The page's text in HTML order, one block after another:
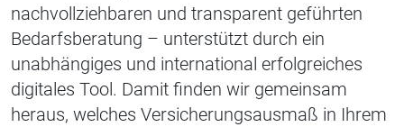
nachvollziehbaren und transparent geführten
Bedarfsberatung – unterstützt durch ein
unabhängiges und international erfolgreiches
digitales Tool. Damit finden wir gemeinsam
heraus, welches Versicherungsausmaß in Ihrem